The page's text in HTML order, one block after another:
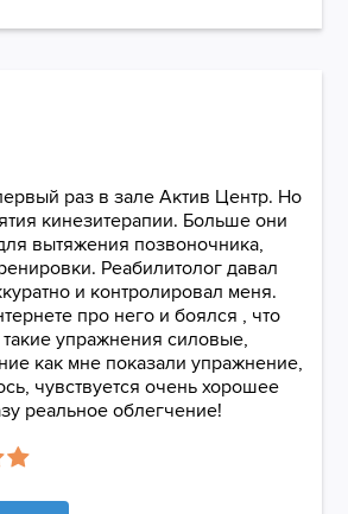
раз в зале Актив Центр. Но
кинезитерапии. Больше они
вытяжения позвоночника,
Реабилитолог давал
и контролировал меня.
про него и боялся , что
упражнения силовые,
как мне показали упражнение,
чувствуется очень хорошее
реальное облегчение!